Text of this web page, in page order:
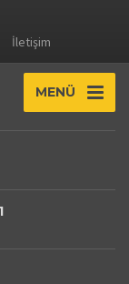
İletişim
MENÜ